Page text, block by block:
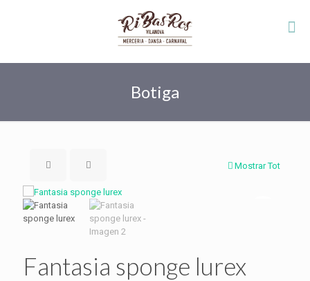
Botiga
Mostrar Tot
Fantasia sponge lurex